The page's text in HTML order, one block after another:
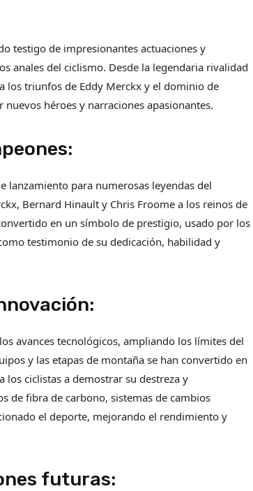
testigo de impresionantes actuaciones y
anales del ciclismo. Desde la legendaria rivalidad
los triunfos de Eddy Merckx y el dominio de
héroes y narraciones apasionantes.
lanzamiento para numerosas leyendas del
Bernard Hinault y Chris Froome a los reinos de
en un símbolo de prestigio, usado por los
testimonio de su dedicación, habilidad y
avances tecnológicos, ampliando los límites del
y las etapas de montaña se han convertido en
los ciclistas a demostrar su destreza y
de fibra de carbono, sistemas de cambios
el deporte, mejorando el rendimiento y
futuras: